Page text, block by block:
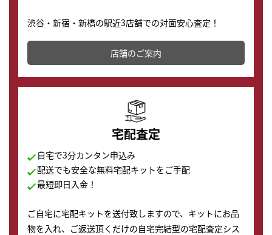
渋谷・新宿・新橋の駅近3店舗での対面安心査定！
店舗を併設しており、下取りに出してお得に新しい時計
の購入もできます♪
店舗のご案内
宅配査定
自宅で3分カンタン申込み
配送でも安全な無料宅配キットをご手配
最短即日入金！
ご自宅に宅配キットを送付致しますので、キットにお品
物を入れ、ご返送頂くだけの自宅完結型の宅配査定シス